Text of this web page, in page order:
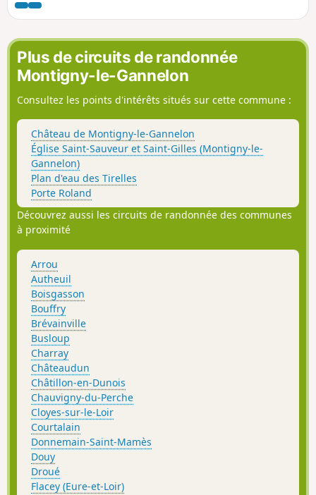
Plus de circuits de randonnée
Montigny-le-Gannelon
Consultez les points d'intérêts situés sur cette commune :
Château de Montigny-le-Gannelon
Église Saint-Sauveur et Saint-Gilles (Montigny-le-
Gannelon)
Plan d'eau des Tirelles
Porte Roland
Découvrez aussi les circuits de randonnée des communes
à proximité
Arrou
Autheuil
Boisgasson
Bouffry
Brévainville
Busloup
Charray
Châteaudun
Châtillon-en-Dunois
Chauvigny-du-Perche
Cloyes-sur-le-Loir
Courtalain
Donnemain-Saint-Mamès
Douy
Droué
Flacey (Eure-et-Loir)